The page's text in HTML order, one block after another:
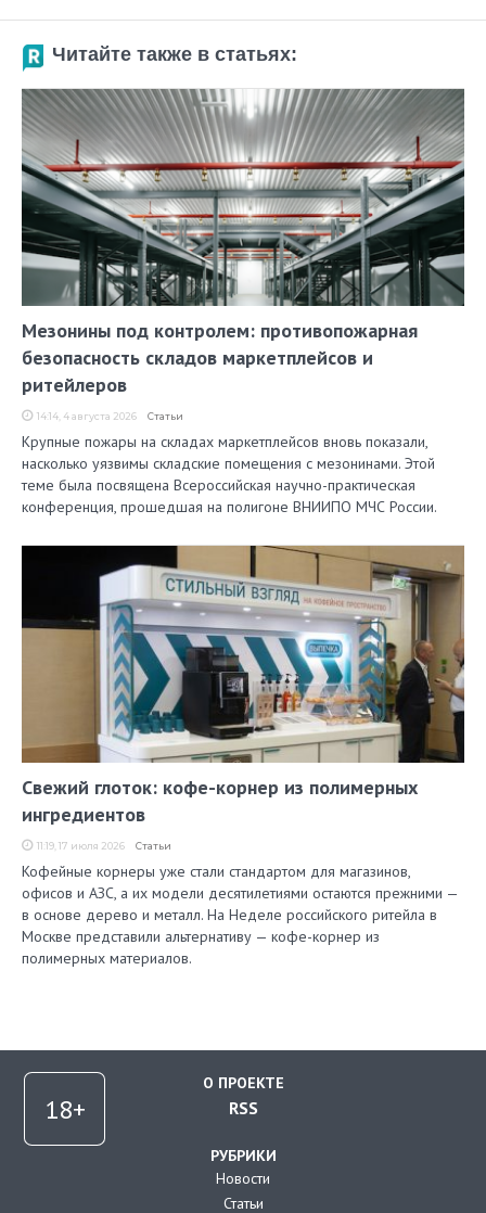
Читайте также в статьях:
Мезонины под контролем: противопожарная
безопасность складов маркетплейсов и
ритейлеров
14:14, 4 августа 2026 Статьи
Крупные пожары на складах маркетплейсов вновь показали,
насколько уязвимы складские помещения с мезонинами. Этой
теме была посвящена Всероссийская научно-практическая
конференция, прошедшая на полигоне ВНИИПО МЧС России.
Свежий глоток: кофе-корнер из полимерных
ингредиентов
11:19, 17 июля 2026 Статьи
Кофейные корнеры уже стали стандартом для магазинов,
офисов и АЗС, а их модели десятилетиями остаются прежними —
в основе дерево и металл. На Неделе российского ритейла в
Москве представили альтернативу — кофе-корнер из
полимерных материалов.
О ПРОЕКТЕ
RSS
РУБРИКИ
Новости
Статьи